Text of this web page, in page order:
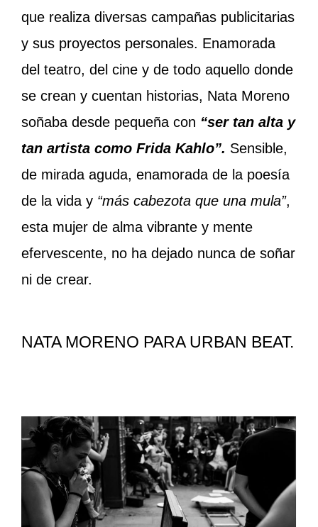
que realiza diversas campañas publicitarias
y sus proyectos personales. Enamorada
del teatro, del cine y de todo aquello donde
se crean y cuentan historias, Nata Moreno
soñaba desde pequeña con “ser tan alta y
tan artista como Frida Kahlo”. Sensible,
de mirada aguda, enamorada de la poesía
de la vida y “más cabezota que una mula”,
esta mujer de alma vibrante y mente
efervescente, no ha dejado nunca de soñar
ni de crear.
NATA MORENO PARA URBAN BEAT.